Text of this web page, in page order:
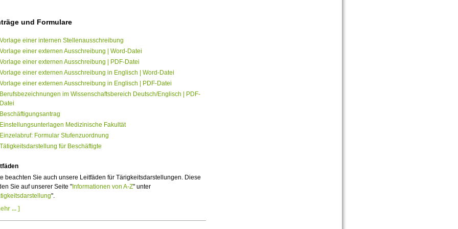
und Formulare
Vorlage einer internen Stellenausschreibung
Vorlage einer externen Ausschreibung | Word-Datei
Vorlage einer externen Ausschreibung | PDF-Datei
Vorlage einer externen Ausschreibung in Englisch | Word-Datei
Vorlage einer externen Ausschreibung in Englisch | PDF-Datei
Berufsbezeichnungen im Wissenschaftsbereich Deutsch/Englisch | PDF-
Datei
Beschäftigungsantrag
Einstellungsunterlagen Medizinische Fakultät
Einzelabruf: Formular Stufenzuordnung
Tätigkeitsdarstellung für Beschäftigte
beachten Sie auch unsere Leitfäden für Tärigkeitsdarstellungen. Diese
Sie auf unserer Seite "Informationen von A-Z" unter
".
... ]